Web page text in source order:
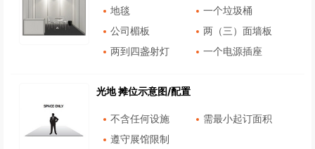
地毯
一个垃圾桶
公司楣板
两（三）面墙板
两到四盏射灯
一个电源插座
光地 摊位示意图/配置
不含任何设施
需最小起订面积
遵守展馆限制